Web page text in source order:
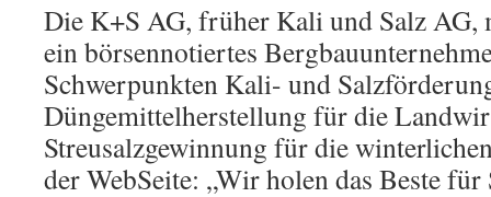
Die K+S AG, früher Kali und Salz AG,
ein börsennotiertes
Schwerpunkten Kali- und
Düngemittelherstellung für die
Streusalzgewinnung für die
der WebSeite: „Wir holen das Beste